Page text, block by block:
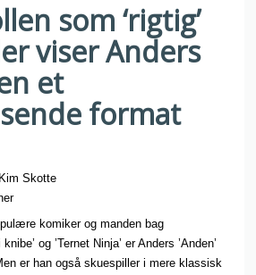
som ‘rigtig’
viser Anders
et
format
Skotte
komiker og manden bag
og ’Ternet Ninja’ er Anders ’Anden’
er han også skuespiller i mere klassisk